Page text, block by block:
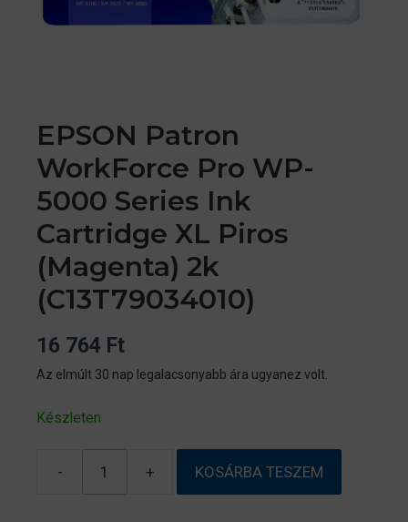
EPSON Patron
WorkForce Pro WP-
5000 Series Ink
Cartridge XL Piros
(Magenta) 2k
(C13T79034010)
16 764 Ft
Az elmúlt 30 nap legalacsonyabb ára ugyanez volt.
Készleten
-
EPSON
+ KOSÁRBA TESZEM